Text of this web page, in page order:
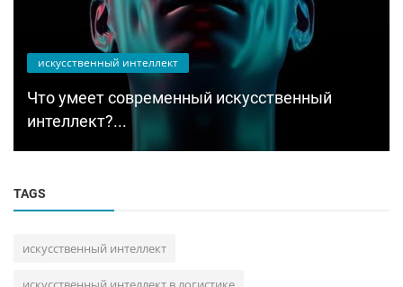
искусственный интеллект
Что умеет современный искусственный
интеллект?...
TAGS
искусственный интеллект